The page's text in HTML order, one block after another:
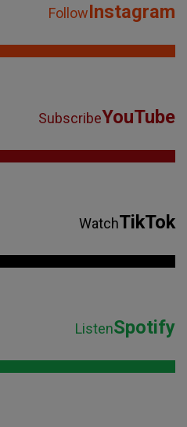
FollowInstagram
SubscribeYouTube
WatchTikTok
ListenSpotify